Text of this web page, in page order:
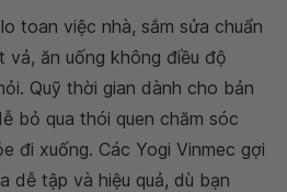
toan việc nhà, sắm sửa chuẩn
ăn uống không điều độ
Quỹ thời gian dành cho bản
bỏ qua thói quen chăm sóc
đi xuống. Các Yogi Vinmec gợi
dễ tập và hiệu quả, dù bạn